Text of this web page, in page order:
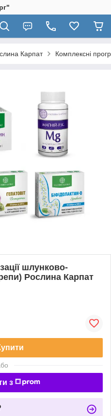
Карпат Комплексні
шлунково-
Рослина Карпат
з